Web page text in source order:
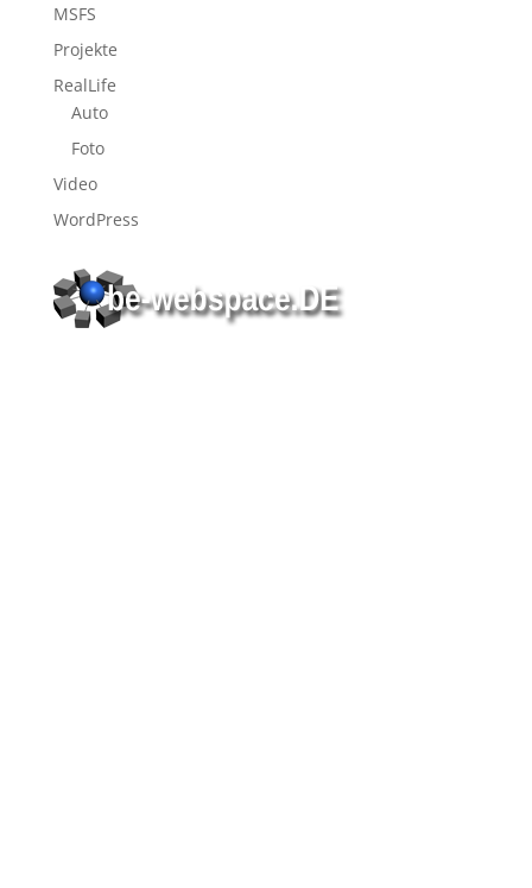
MSFS
Projekte
RealLife
Auto
Foto
Video
WordPress